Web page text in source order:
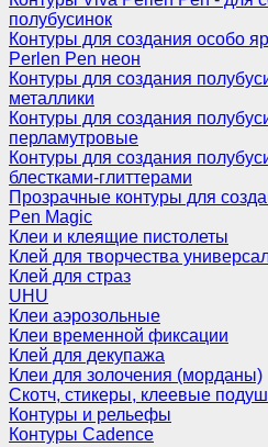
полубусинок
Контуры для создания особо
Perlen Pen неон
Контуры для создания
металлики
Контуры для создания
перламутровые
Контуры для создания
блестками-глиттерами
Прозрачные контуры для
Pen Magic
Клеи и клеящие пистолеты
Клей для творчества
Клей для страз
UHU
Клеи аэрозольные
Клеи временной фиксации
Клей для декупажа
Клеи для золочения (морданы)
Скотч, стикеры, клеевые
Контуры и рельефы
Контуры Cadence